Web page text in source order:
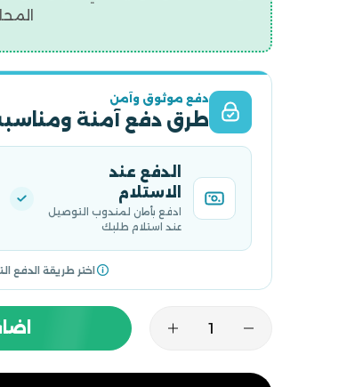
دفع موثوق وآمن
طرق دفع آمنة
الدفع عند
الاستلام
ادفع بأمان لمندوب التوصيل
عند استلام طلبك
اختر طريقة الدفع